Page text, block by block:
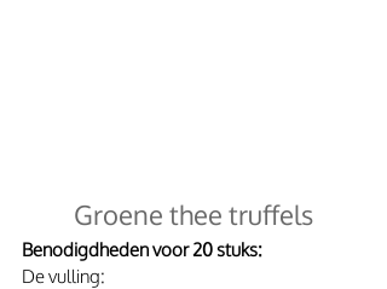
Groene thee truffels
Benodigdheden voor 20 stuks:
De vulling: